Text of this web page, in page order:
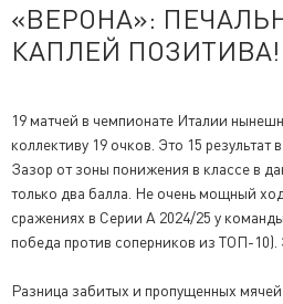
«ВЕРОНА»:
КАПЛЕЙ ПОЗИТИВА!
19 матчей в чемпионате Италии
коллективу 19 очков. Это 15 результат
Зазор от зоны понижения в классе в
только два балла. Не очень мощный
сражениях в Серии А 2024/25 у
победа против соперников из ТОП-10).
Разница забитых и пропущенных